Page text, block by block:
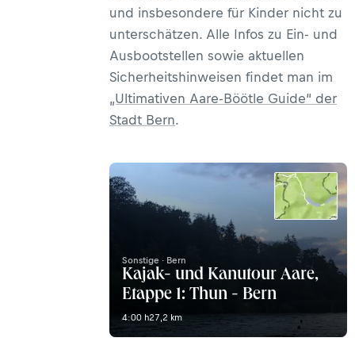
und insbesondere für Kinder nicht zu
unterschätzen. Alle Infos zu Ein- und
Ausbootstellen sowie aktuellen
Sicherheitshinweisen findet man im
„Ultimativen Aare-Böötle Guide“ der
Stadt Bern.
Sonstige · Bern
Kajak- und Kanutour Aare,
Etappe 1: Thun - Bern
4:00 h27,2 km